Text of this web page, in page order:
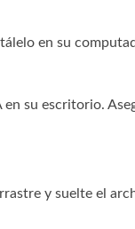
en su
su escritorio.
y suelte el